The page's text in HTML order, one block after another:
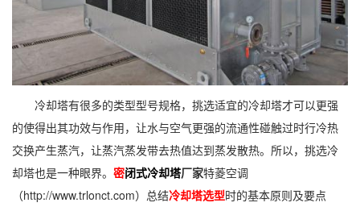
冷却塔有很多的类型型号规格，挑选适宜的冷却塔才可以更强
的使得出其功效与作用，让水与空气更强的流通性碰触过时行冷热
交换产生蒸汽，让蒸汽蒸发带去热值达到蒸发散热。所以，挑选冷
却塔也是一种眼界。 密闭式冷却塔厂家特菱空调
（http://www.trlonct.com）总结冷却塔选型时的基本原则及要点